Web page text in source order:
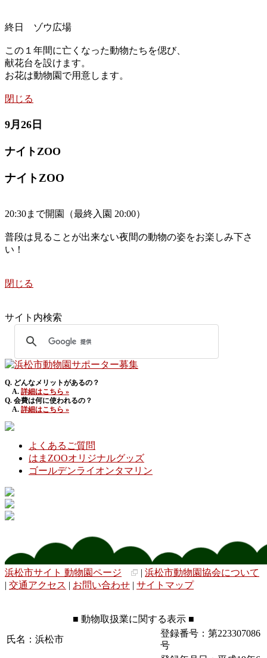
終日 ゾウ広場
この１年間に亡くなった動物たちを偲び、
献花台を設けます。
お花は動物園で用意します。
閉じる
9月26日
ナイトZOO
ナイトZOO
20:30まで開園（最終入園 20:00）
普段は見ることが出来ない夜間の動物の姿をお楽しみ下さ
い！
閉じる
サイト内検索
Q. どんなメリットがあるの？
A. 詳細はこちら »
Q. 会費は何に使われるの？
A. 詳細はこちら »
よくあるご質問
はまZOOオリジナルグッズ
ゴールデンライオンタマリン
浜松市サイト 動物園ページ | 浜松市動物園協会について
| 交通アクセス | お問い合わせ | サイトマップ
■ 動物取扱業に関する表示 ■
氏名：浜松市
登録番号：第223307086
号